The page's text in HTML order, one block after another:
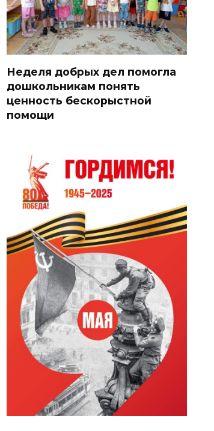
Неделя добрых дел помогла
дошкольникам понять
ценность бескорыстной
помощи